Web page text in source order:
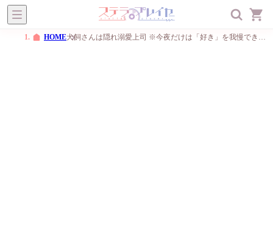
メニュー
ステラプレイヤー
BL 一般
HOME